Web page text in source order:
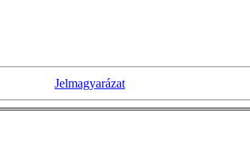
Jelmagyarázat